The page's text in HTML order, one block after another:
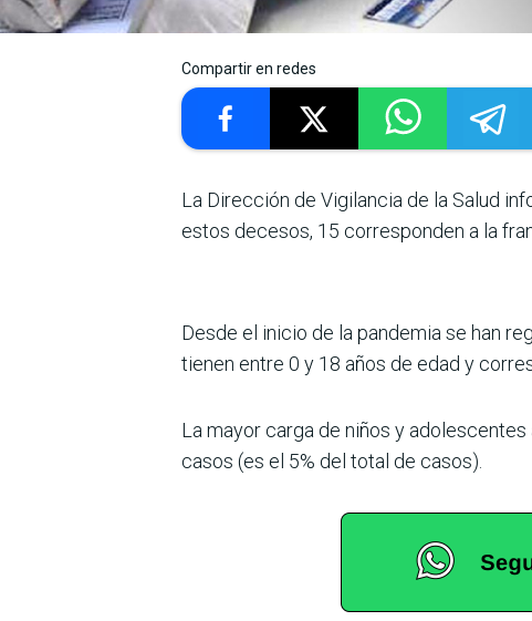
Compartir en redes
La Dirección de Vigilancia de la Salud
estos decesos, 15 corresponden a la
Desde el inicio de la pandemia se han
tienen entre 0 y 18 años de edad y
La mayor carga de niños y
casos (es el 5% del total de casos).